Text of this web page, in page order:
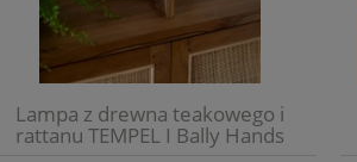
Lampa z drewna teakowego i
rattanu TEMPEL I Bally Hands